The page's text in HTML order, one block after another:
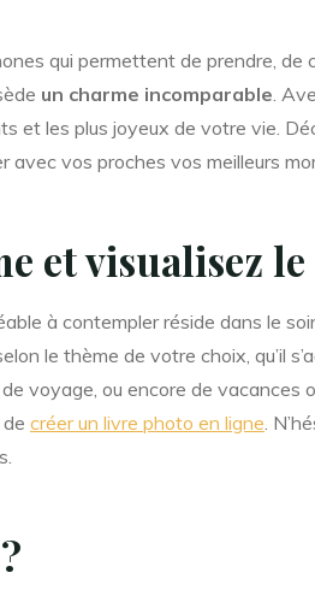
qui permettent de prendre,
un charme incomparable.
et les plus joyeux de votre vie.
vos proches vos meilleurs
et visualisez
à contempler réside dans le
selon le thème de votre choix, qu’il
voyage, ou encore de vacances
créer un livre photo en ligne .